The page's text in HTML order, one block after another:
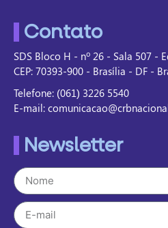
Contato
SDS Bloco H - nº 26 - Sala 507 -
CEP: 70393-900 - Brasília - DF -
Telefone: (061) 3226 5540
E-mail:
Newsletter